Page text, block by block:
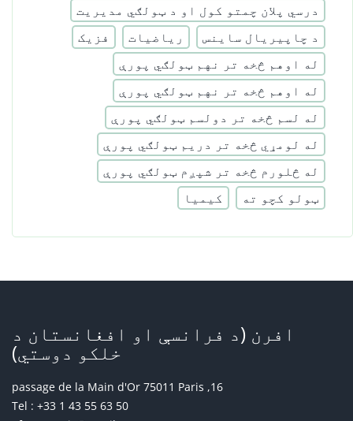
درسي پلان چمتو کول او د ټولګي مدیریت
د چاپیریال ساینس
ریاضیات
فزیک
له اوهم څخه تر نهم ټولګي پورې
له اوهم څخه تر نهم ټولګي پورې
له لسم څخه تر دولسم ټولګي پورې
له لومړي څخه تر دریم ټولګي پورې
له څلورم څخه تر شپږم ټولګي پورې
ټولو کچو ته
کیمیا
افرن (د فرانسې او افغانستان د
خلکو دوستي)
16, passage de la Main d'Or 75011 Paris
Tel : +33 1 43 55 63 50